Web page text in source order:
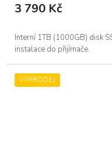
3 790 Kč
Interní 1TB (1000GB) disk
instalace do přijímače.
VÝPRODEJ